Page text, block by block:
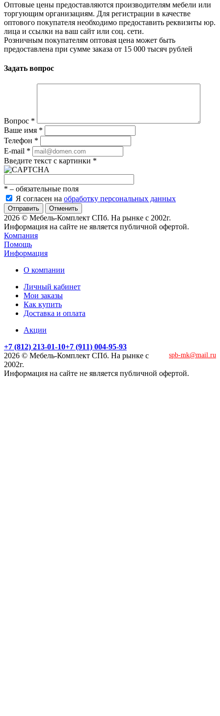
Оптовые цены предоставляются производителям мебели или
торгующим организациям. Для регистрации в качестве
оптового покупателя необходимо предоставить реквизиты юр.
лица и ссылки на ваш сайт или соц. сети.
Розничным покупателям оптовая цена может быть
предоставлена при сумме заказа от 15 000 тысяч рублей
Задать вопрос
Вопрос *
Ваше имя *
Телефон *
E-mail *
Введите текст с картинки *
* – обязательные поля
Я согласен на обработку персональных данных
Отменить
2026 © Мебель-Комплект СПб. На рынке с 2002г.
Информация на сайте не является публичной офертой.
Компания
Помощь
Информация
О компании
Личный кабинет
Мои заказы
Как купить
Доставка и оплата
Акции
+7 (812) 213-01-10+7 (911) 004-95-93
spb-mk@mail.ru
2026 © Мебель-Комплект СПб. На рынке с
2002г.
Информация на сайте не является публичной офертой.